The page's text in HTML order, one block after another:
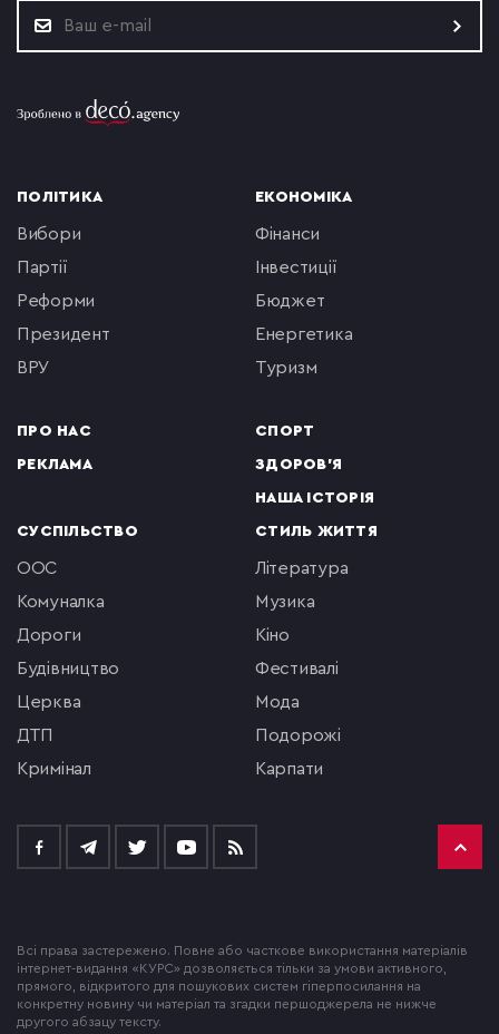
ПОЛІТИКА
вибори
партії
реформи
президент
ВРУ
ПРО НАС
РЕКЛАМА
ЕКОНОМІКА
фінанси
інвестиції
бюджет
енергетика
туризм
СПОРТ
ЗДОРОВ'Я
НАША ІСТОРІЯ
СУСПІЛЬСТВО
ООС
комуналка
Дороги
будівництво
церква
ДТП
кримінал
СТИЛЬ ЖИТТЯ
література
музика
кіно
фестивалі
мода
подорожі
Карпати
Всі права застережено. Повне або часткове використання матеріалів
інтернет-видання «КУРС» дозволяється тільки за умови активного,
прямого, відкритого для пошукових систем гіперпосилання на
конкретну новину чи матеріал та згадки першоджерела не нижче
другого абзацу тексту.